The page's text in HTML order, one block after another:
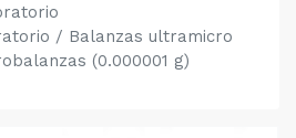
/ Balanzas ultramicro
(0.000001 g)